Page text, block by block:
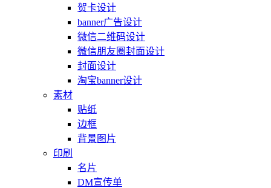
贺卡设计
banner广告设计
微信二维码设计
微信朋友圈封面设计
封面设计
淘宝banner设计
素材
贴纸
边框
背景图片
印刷
名片
DM宣传单